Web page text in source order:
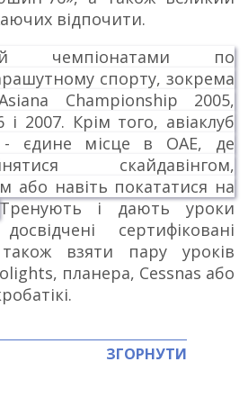
відпочити.
чемпіонатами по
спорту, зокрема
Championship 2005,
і 2007. Крім того, авіаклуб
- єдине місце в ОАЕ, де
скайдавінгом,
або навіть покататися на
Тренують і дають уроки
сертифіковані
взяти пару уроків
планера, Cessnas або
ЗГОРНУТИ